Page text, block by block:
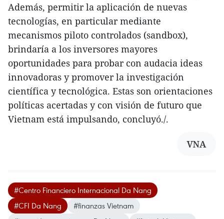
Además, permitir la aplicación de nuevas
tecnologías, en particular mediante
mecanismos piloto controlados (sandbox),
brindaría a los inversores mayores
oportunidades para probar con audacia ideas
innovadoras y promover la investigación
científica y tecnológica. Estas son orientaciones
políticas acertadas y con visión de futuro que
Vietnam está impulsando, concluyó./.
VNA
#Centro Financiero Internacional Da Nang
#CFI Da Nang
#finanzas Vietnam